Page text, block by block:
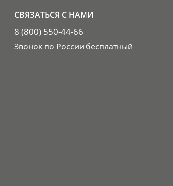
СВЯЗАТЬСЯ С НАМИ
8 (800) 550-44-66
Звонок по России бесплатный